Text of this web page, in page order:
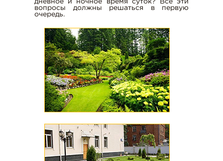
ОЗЕЛЕНЕНИЕ ГОРОДА
ОЗЕЛЕНЕНИЕ ТЕРРИТОРИИ
ВСКРЫША КОТЛОВАНА
ВСКРЫШНЫЕ РАБОТЫ
УСЛУГИ ПО УБОРКЕ ТЕРРИТОРИИ
АРЕНДА ЯМОБУРА
АРЕНДА КОХЕРА
АРЕНДА АВТОВЫШКИ
АРЕНДА КАТКА
АРЕНДА ГРУНТОВОГО КАТКА
дневное и ночное время суток? Все эти
вопросы должны решаться в первую
очередь.